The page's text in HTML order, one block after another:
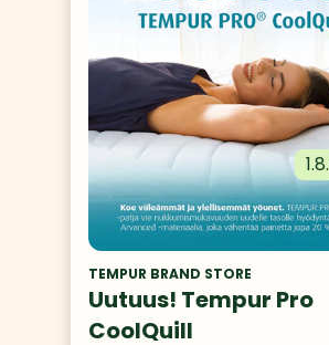
1.8.
TEMPUR BRAND STORE
Uutuus! Tempur Pro
CoolQuill